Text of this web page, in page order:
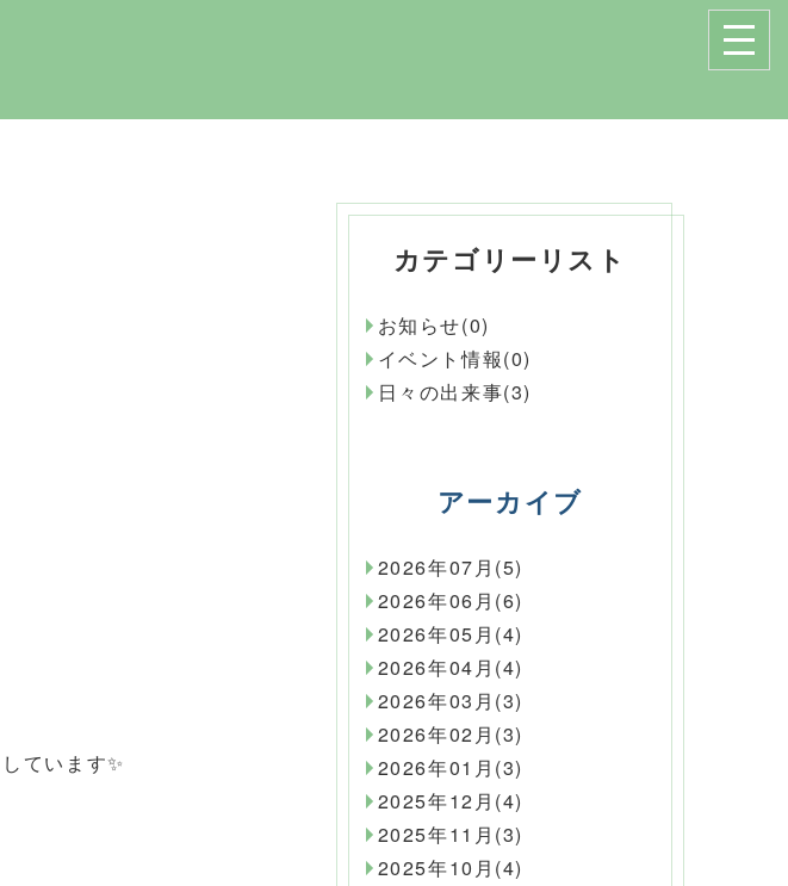
しています✨
カテゴリーリスト
お知らせ(0)
イベント情報(0)
日々の出来事(3)
アーカイブ
2026年07月(5)
2026年06月(6)
2026年05月(4)
2026年04月(4)
2026年03月(3)
2026年02月(3)
2026年01月(3)
2025年12月(4)
2025年11月(3)
2025年10月(4)